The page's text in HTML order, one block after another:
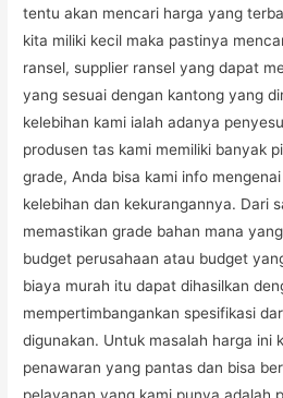
tentu akan mencari harga yang
kita miliki kecil maka pastinya
ransel, supplier ransel yang dapat
yang sesuai dengan kantong yang
kelebihan kami ialah adanya
produsen tas kami memiliki banyak
grade, Anda bisa kami info
kelebihan dan kekurangannya. Dari
memastikan grade bahan mana
budget perusahaan atau budget
biaya murah itu dapat dihasilkan
mempertimbangankan spesifikasi
digunakan. Untuk masalah harga ini
penawaran yang pantas dan bisa